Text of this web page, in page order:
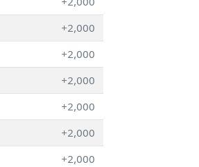
+2,000
+2,000
+2,000
+2,000
+2,000
+2,000